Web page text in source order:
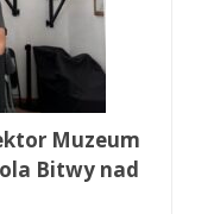
Muzeum
Bitwy nad